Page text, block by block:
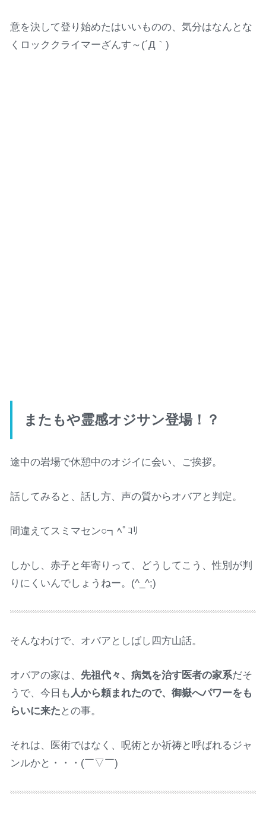
意を決して登り始めたはいいものの、気分はなんとな
くロッククライマーざんす～(´Д｀)
またもや霊感オジサン登場！？
途中の岩場で休憩中のオジイに会い、ご挨拶。
話してみると、話し方、声の質からオバアと判定。
間違えてスミマセン○┓ﾍﾟｺﾘ
しかし、赤子と年寄りって、どうしてこう、性別が判
りにくいんでしょうねー。(^_^;)
そんなわけで、オバアとしばし四方山話。
オバアの家は、 先祖代々、病気を治す医者の家系だそ
うで、今日も 人から頼まれたので、御嶽へパワーをも
らいに来た との事。
それは、医術ではなく、呪術とか祈祷と呼ばれるジャ
ンルかと・・・(￣▽￣)